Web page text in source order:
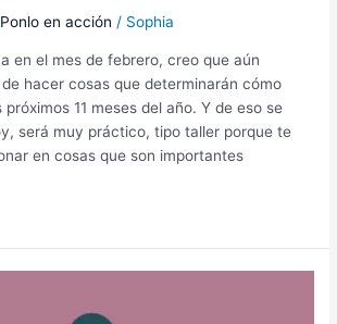
Ponlo en acción / Sophia
en el mes de febrero, creo que aún
hacer cosas que determinarán cómo
11 meses del año. Y de eso se
será muy práctico, tipo taller porque te
en cosas que son importantes